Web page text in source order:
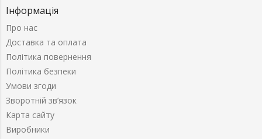
Інформація
Про нас
Доставка та оплата
Політика повернення
Політика безпеки
Умови згоди
Зворотній зв’язок
Карта сайту
Виробники